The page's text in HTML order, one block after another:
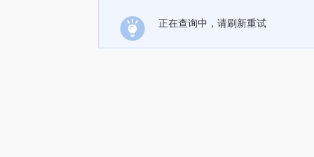
正在查询中，请刷新重试